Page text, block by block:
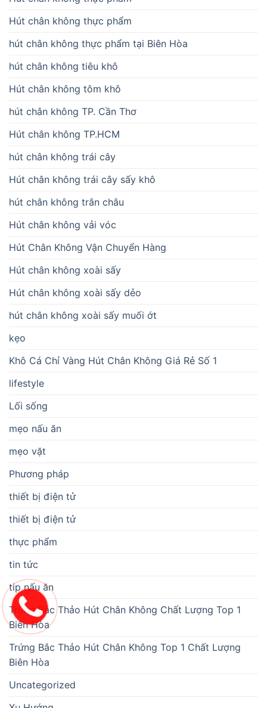
Hút chân không thực phẩm
hút chân không thực phẩm tại Biên Hòa
hút chân không tiêu khô
Hút chân không tôm khô
hút chân không TP. Cần Thơ
Hút chân không TP.HCM
hút chân không trái cây
Hút chân không trái cây sấy khô
hút chân không trân châu
Hút chân không vải vóc
Hút Chân Không Vận Chuyển Hàng
Hút chân không xoài sấy
Hút chân không xoài sấy dẻo
hút chân không xoài sấy muối ớt
kẹo
Khô Cá Chỉ Vàng Hút Chân Không Giá Rẻ Số 1
lifestyle
Lối sống
mẹo nấu ăn
mẹo vặt
Phương pháp
thiết bị điện tử
thiết bị điện tử
thực phẩm
tin tức
tip nấu ăn
Trứng Bắc Thảo Hút Chân Không Chất Lượng Top 1
Biên Hòa
Trứng Bắc Thảo Hút Chân Không Top 1 Chất Lượng
Biên Hòa
Uncategorized